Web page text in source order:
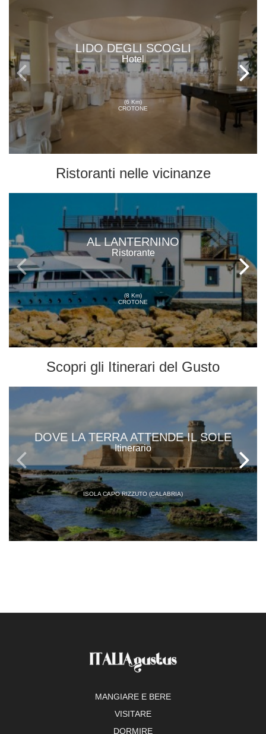
LIDO DEGLI SCOGLI
Hotel
(6 Km)
CROTONE
Ristoranti nelle vicinanze
AL LANTERNINO
Ristorante
(8 Km)
CROTONE
Scopri gli Itinerari del Gusto
DOVE LA TERRA ATTENDE IL SOLE
Itinerario
ISOLA CAPO RIZZUTO (CALABRIA)
MANGIARE E BERE
VISITARE
DORMIRE